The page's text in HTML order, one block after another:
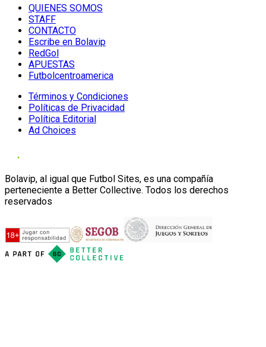
QUIENES SOMOS
STAFF
CONTACTO
Escribe en Bolavip
RedGol
APUESTAS
Futbolcentroamerica
Términos y Condiciones
Políticas de Privacidad
Política Editorial
Ad Choices
Bolavip, al igual que Futbol Sites, es una compañía
perteneciente a Better Collective. Todos los derechos
reservados